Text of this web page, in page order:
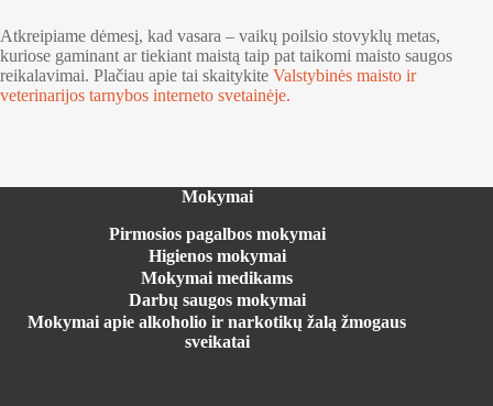
Atkreipiame dėmesį, kad vasara – vaikų poilsio stovyklų metas,
kuriose gaminant ar tiekiant maistą taip pat taikomi maisto saugos
reikalavimai. Plačiau apie tai skaitykite Valstybinės maisto ir
veterinarijos tarnybos interneto svetainėje.
Mokymai
Pirmosios pagalbos mokymai
Higienos mokymai
Mokymai medikams
Darbų saugos mokymai
Mokymai apie alkoholio ir narkotikų žalą žmogaus
sveikatai